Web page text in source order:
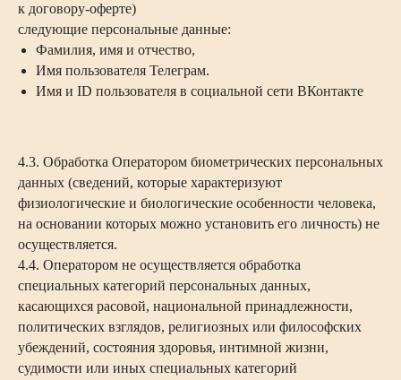
к договору-оферте)
следующие персональные данные:
Фамилия, имя и отчество,
Имя пользователя Телеграм.
Имя и ID пользователя в социальной сети ВКонтакте
4.3. Обработка Оператором биометрических персональных
данных (сведений, которые характеризуют
физиологические и биологические особенности человека,
на основании которых можно установить его личность) не
осуществляется.
4.4. Оператором не осуществляется обработка
специальных категорий персональных данных,
касающихся расовой, национальной принадлежности,
политических взглядов, религиозных или философских
убеждений, состояния здоровья, интимной жизни,
судимости или иных специальных категорий